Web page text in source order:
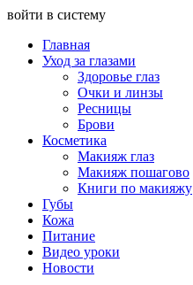
войти в систему
Главная
Уход за глазами
Здоровье глаз
Очки и линзы
Ресницы
Брови
Косметика
Макияж глаз
Макияж пошагово
Книги по макияжу
Губы
Кожа
Питание
Видео уроки
Новости